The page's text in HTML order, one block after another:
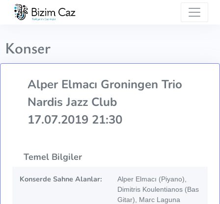
Konser
Alper Elmacı Groningen Trio
Nardis Jazz Club
17.07.2019 21:30
Temel Bilgiler
Konserde Sahne Alanlar:
Alper Elmacı (Piyano),
Dimitris Koulentianos (Bas
Gitar), Marc Laguna